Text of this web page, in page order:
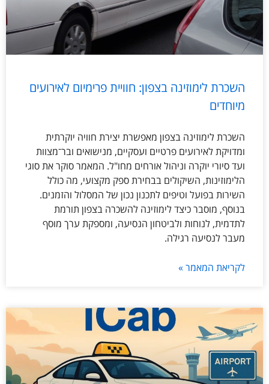
השכרת לימוזינה בצפון: חוויית פרימיום לאירועים
מיוחדים
השכרת לימוזינה בצפון מאפשרת יצירת חוויה יוקרתית
ומדויקת לאירועים פרטיים ועסקיים, מנישואים ובר־מצוות
ועד סיורי יוקרה וניהול אורחים מחו"ל. המאמר סוקר את סוגי
הלימוזינות, השיקולים בבחירת ספק מקצועי, מה כולל
השירות בפועל וטיפים לתכנון נכון של המסלול והזמנים.
בנוסף, מוסבר כיצד לימוזינה להשכרה בצפון תורמת
לתדמית, לנוחות ולביטחון הנסיעה, ומספקת ערך מוסף
מעבר לנסיעה רגילה.
לקריאת המאמר »